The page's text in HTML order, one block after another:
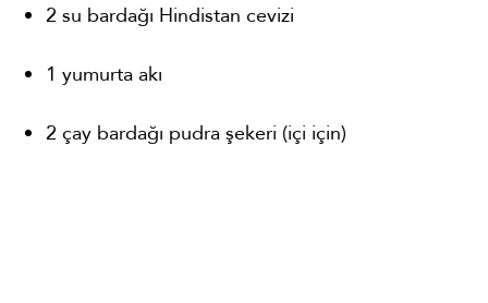
2 su bardağı Hindistan cevizi
1 yumurta akı
2 çay bardağı pudra şekeri (içi için)